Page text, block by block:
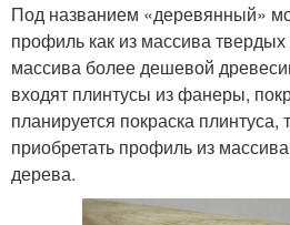
Под названием «деревянный»
профиль как из массива
массива более дешевой
входят плинтусы из фанеры,
планируется покраска плинтуса,
приобретать профиль из
дерева.